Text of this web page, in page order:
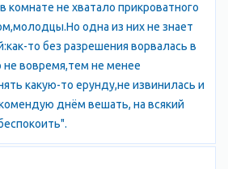
греки из Византии. При них
часовни, монастыри. Один из них -
на вершине Ай-Петри (отсюда
императора Византии
горных перевалах стояться
чтобы преградить кочевникам
земли. Укреплялись бывшие
числе и на горе Крестовой,
комнате не хватало прикроватного
одна из них не знает
то без разрешения ворвалась в
вовремя,тем не менее
какую-то ерунду,не извинилась и
днём вешать, на всякий